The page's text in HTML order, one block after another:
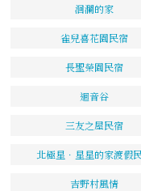
洄瀾的家
雀兒喜花園民宿
長聖榮園民宿
迴音谷
三友之屋民宿
北極星．星星的家渡假
吉野村風情